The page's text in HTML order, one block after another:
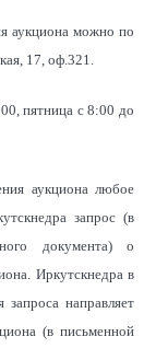
аукциона можно по
17, оф.321.
пятница с 8:00 до
аукциона любое
запрос (в
документа) о
Иркутскнедра в
направляет
(в письменной